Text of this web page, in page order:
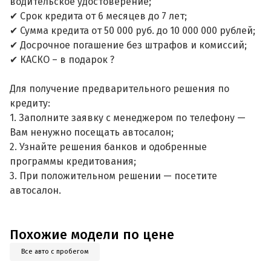
✔ Срок кредита от 6 месяцев до 7 лет;
✔ Сумма кредита от 50 000 руб. до 10 000 000 рублей;
✔ Досрочное погашение без штрафов и комиссий;
✔ КАСКО – в подарок ?
Для получение предварительного решения по
кредиту:
1. Заполните заявку с менеджером по телефону —
Вам ненужно посещать автосалон;
2. Узнайте решения банков и одобренные
программы кредитования;
3. При положительном решении — посетите
автосалон.
Похожие модели по цене
Все авто с пробегом